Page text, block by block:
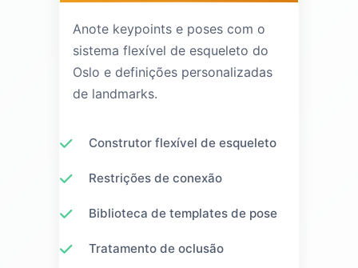
Anote keypoints e poses com o
sistema flexível de esqueleto do
Oslo e definições personalizadas
de landmarks.
Construtor flexível de esqueleto
Restrições de conexão
Biblioteca de templates de pose
Tratamento de oclusão